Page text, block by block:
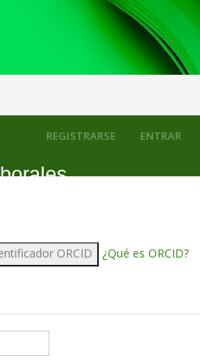
REGISTRARSE ENTRAR
ORCID ¿Qué es ORCID?